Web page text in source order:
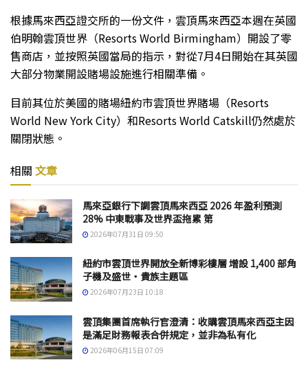
根據馬來西亞證交所的一份文件，雲頂馬來西亞本週在英國
伯明翰雲頂世界（Resorts World Birmingham）開設了零
售商店，並按照英國當局的指示，對從7月4日開始在其英國
大部分物業開設賭場設施進行相關準備。
目前其位於美國的賭場紐約市雲頂世界賭場（Resorts
World New York City）和Resorts World Catskill仍然處於
關閉狀態。
相關 文章
馬來亞銀行下調雲頂馬來西亞 2026 年盈利預測
28% 中東戰事及世界盃拖累 第
2026年07月31日 09:50
紐約市雲頂世界開放全新博彩樓層 增設 1,400 部角
子機及盛世・貴族主題區
2026年07月23日 10:18
雲頂集團首席執行官澄清：收購雲頂馬來西亞主因
是滿足財務報表合併規定，並非為私有化
2026年06月15日 07:09